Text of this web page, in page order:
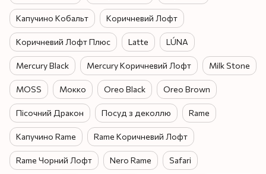
Капучино Кобальт Коричневий Лофт
Коричневий Лофт Плюс Latte LÚNA
Mercury Black Mercury Коричневий Лофт Milk Stone
MOSS Мокко Oreo Black Oreo Brown
Пісочний Дракон Посуд з деколлю Rame
Капучино Rame Rame Коричневий Лофт
Rame Чорний Лофт Nero Rame Safari